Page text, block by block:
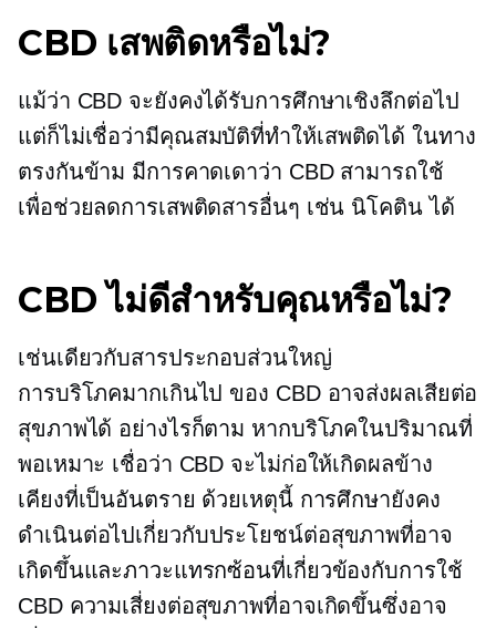
CBD เสพติดหรือไม่?
แม้ว่า CBD จะยังคงได้รับการศึกษาเชิงลึกต่อไป
แต่ก็ไม่เชื่อว่ามีคุณสมบัติที่ทำให้เสพติดได้ ในทาง
ตรงกันข้าม มีการคาดเดาว่า CBD สามารถใช้
เพื่อช่วยลดการเสพติดสารอื่นๆ เช่น นิโคติน ได้
CBD ไม่ดีสำหรับคุณหรือไม่?
เช่นเดียวกับสารประกอบส่วนใหญ่
การบริโภคมากเกินไป ของ CBD อาจส่งผลเสียต่อ
สุขภาพได้ อย่างไรก็ตาม หากบริโภคในปริมาณที่
พอเหมาะ เชื่อว่า CBD จะไม่ก่อให้เกิดผลข้าง
เคียงที่เป็นอันตราย ด้วยเหตุนี้ การศึกษายังคง
ดำเนินต่อไปเกี่ยวกับประโยชน์ต่อสุขภาพที่อาจ
เกิดขึ้นและภาวะแทรกซ้อนที่เกี่ยวข้องกับการใช้
CBD ความเสี่ยงต่อสุขภาพที่อาจเกิดขึ้นซึ่งอาจ